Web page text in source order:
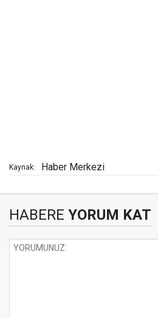
Kaynak: Haber Merkezi
HABERE YORUM KAT